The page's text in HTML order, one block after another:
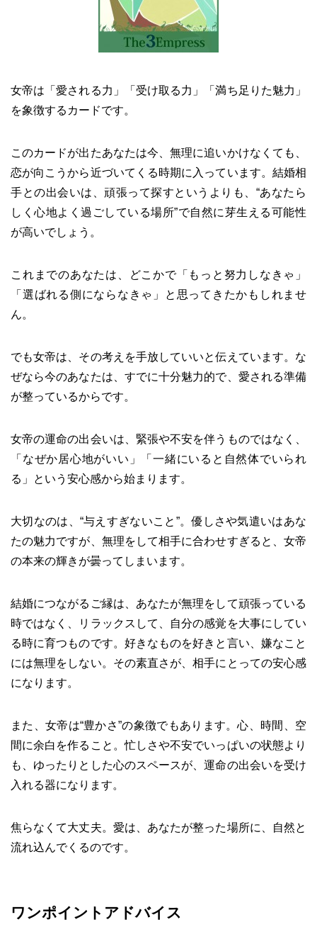
女帝は「愛される力」「受け取る力」「満ち足りた魅力」
を象徴するカードです。
このカードが出たあなたは今、無理に追いかけなくても、
恋が向こうから近づいてくる時期に入っています。結婚相
手との出会いは、頑張って探すというよりも、“あなたら
しく心地よく過ごしている場所”で自然に芽生える可能性
が高いでしょう。
これまでのあなたは、どこかで「もっと努力しなきゃ」
「選ばれる側にならなきゃ」と思ってきたかもしれませ
ん。
でも女帝は、その考えを手放していいと伝えています。な
ぜなら今のあなたは、すでに十分魅力的で、愛される準備
が整っているからです。
女帝の運命の出会いは、緊張や不安を伴うものではなく、
「なぜか居心地がいい」「一緒にいると自然体でいられ
る」という安心感から始まります。
大切なのは、“与えすぎないこと”。優しさや気遣いはあな
たの魅力ですが、無理をして相手に合わせすぎると、女帝
の本来の輝きが曇ってしまいます。
結婚につながるご縁は、あなたが無理をして頑張っている
時ではなく、リラックスして、自分の感覚を大事にしてい
る時に育つものです。好きなものを好きと言い、嫌なこと
には無理をしない。その素直さが、相手にとっての安心感
になります。
また、女帝は“豊かさ”の象徴でもあります。心、時間、空
間に余白を作ること。忙しさや不安でいっぱいの状態より
も、ゆったりとした心のスペースが、運命の出会いを受け
入れる器になります。
焦らなくて大丈夫。愛は、あなたが整った場所に、自然と
流れ込んでくるのです。
ワンポイントアドバイス